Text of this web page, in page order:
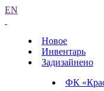
EN
Новое
Инвентарь
Задизайнено
ФК